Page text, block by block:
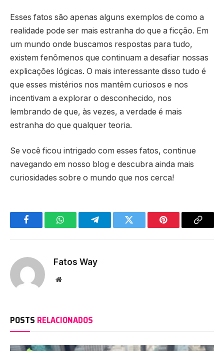
Esses fatos são apenas alguns exemplos de como a
realidade pode ser mais estranha do que a ficção. Em
um mundo onde buscamos respostas para tudo,
existem fenômenos que continuam a desafiar nossas
explicações lógicas. O mais interessante disso tudo é
que esses mistérios nos mantêm curiosos e nos
incentivam a explorar o desconhecido, nos
lembrando de que, às vezes, a verdade é mais
estranha do que qualquer teoria.
Se você ficou intrigado com esses fatos, continue
navegando em nosso blog e descubra ainda mais
curiosidades sobre o mundo que nos cerca!
FacebookWhatsAppTelegramTwitter Pinterest Copy
Fatos Way
Website
POSTS RELACIONADOS